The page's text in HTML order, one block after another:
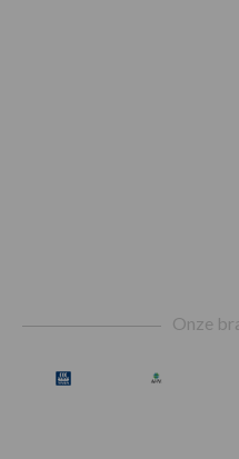
Onze